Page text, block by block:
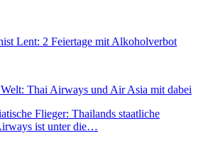
Lent: 2 Feiertage mit Alkoholverbot
Thai Airways und Air Asia mit dabei
Flieger: Thailands staatliche
ist unter die…